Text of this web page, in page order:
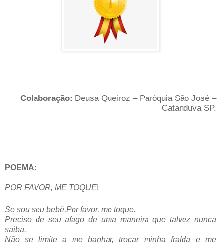
Colaboração: Deusa Queiroz – Paróquia São José –
Catanduva SP.
POEMA:
POR FAVOR, ME TOQUE!
Se sou seu bebê,Por favor, me toque.
Preciso de seu afago de uma maneira que talvez nunca
saiba.
Não se limite a me banhar, trocar minha fralda e me